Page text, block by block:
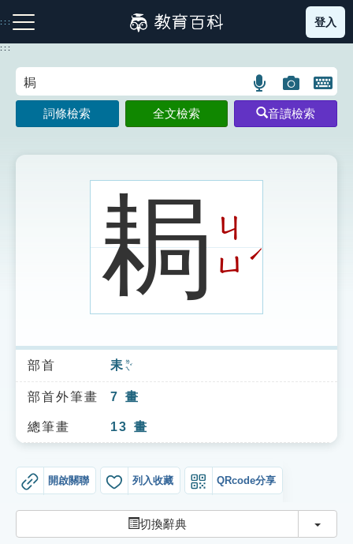
到
主
:::
注音索引圖示 筆畫索引圖示 部首索引表圖示
索引選單
知識索引
單字索引
登入
:::
語
言
搜
示
圖
片
搜
開
鍵
圖
詞條檢索 全文檢索 音讀檢索
䎤 ㄐ
ㄩˊ
部首 耒 ㄌㄟˇ
部首外筆畫 7 畫
總筆畫 13 畫
開啟關聯 列入收藏 QRcode分享
切換辭典 切換